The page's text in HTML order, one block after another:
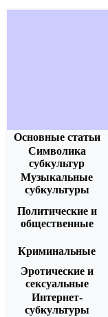
Основные статьи
Символика
субкультур
Музыкальные
субкультуры
Политические и
общественные
Криминальные
Эротические и
сексуальные
Интернет-
субкультуры